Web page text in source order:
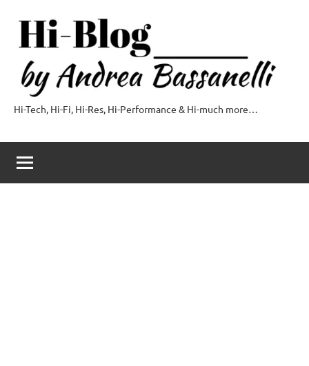
contenuto
Hi-
Blog
by
Hi-Tech, Hi-Fi, Hi-Res, Hi-Performance & Hi-much more…